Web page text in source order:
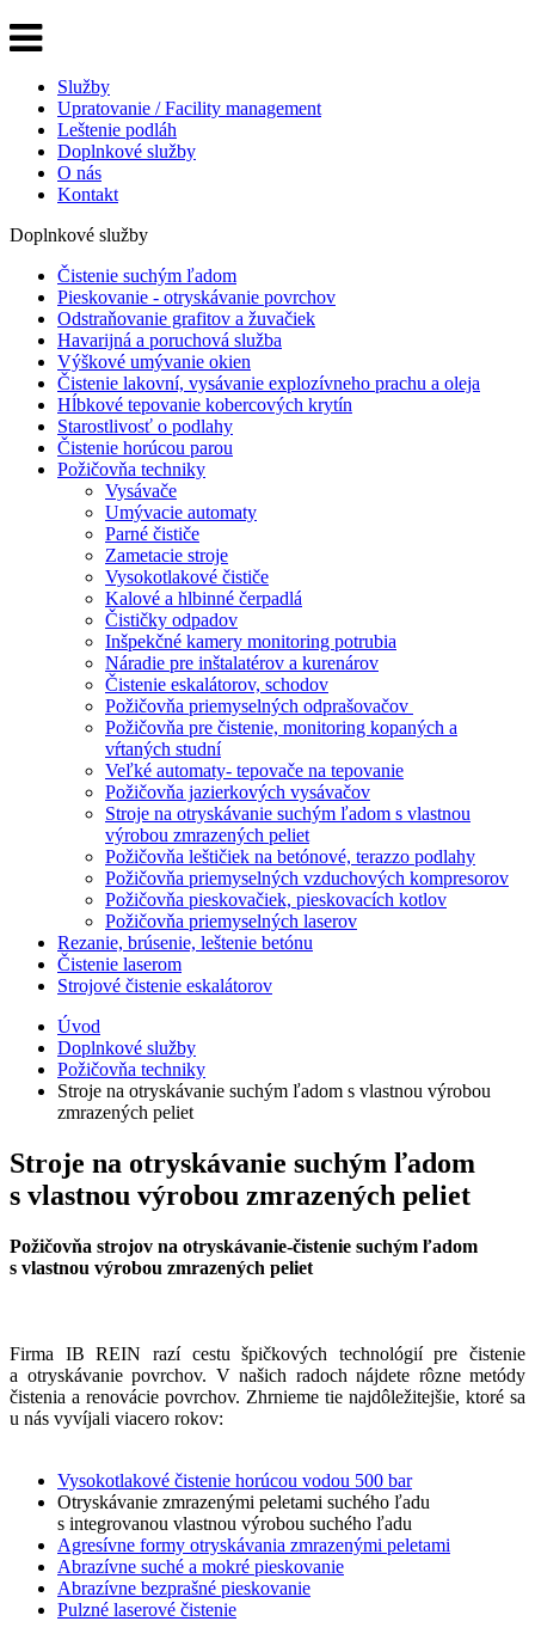
Služby
Upratovanie / Facility management
Leštenie podláh
Doplnkové služby
O nás
Kontakt
Doplnkové služby
Čistenie suchým ľadom
Pieskovanie - otryskávanie povrchov
Odstraňovanie grafitov a žuvačiek
Havarijná a poruchová služba
Výškové umývanie okien
Čistenie lakovní, vysávanie explozívneho prachu a oleja
Hĺbkové tepovanie kobercových krytín
Starostlivosť o podlahy
Čistenie horúcou parou
Požičovňa techniky
Vysávače
Umývacie automaty
Parné čističe
Zametacie stroje
Vysokotlakové čističe
Kalové a hlbinné čerpadlá
Čističky odpadov
Inšpekčné kamery monitoring potrubia
Náradie pre inštalatérov a kurenárov
Čistenie eskalátorov, schodov
Požičovňa priemyselných odprašovačov
Požičovňa pre čistenie, monitoring kopaných a
vŕtaných studní
Veľké automaty- tepovače na tepovanie
Požičovňa jazierkových vysávačov
Stroje na otryskávanie suchým ľadom s vlastnou
výrobou zmrazených peliet
Požičovňa leštičiek na betónové, terazzo podlahy
Požičovňa priemyselných vzduchových kompresorov
Požičovňa pieskovačiek, pieskovacích kotlov
Požičovňa priemyselných laserov
Rezanie, brúsenie, leštenie betónu
Čistenie laserom
Strojové čistenie eskalátorov
Úvod
Doplnkové služby
Požičovňa techniky
Stroje na otryskávanie suchým ľadom s vlastnou výrobou
zmrazených peliet
Stroje na otryskávanie suchým ľadom
s vlastnou výrobou zmrazených peliet
Požičovňa strojov na otryskávanie-čistenie suchým ľadom
s vlastnou výrobou zmrazených peliet
Firma IB REIN razí cestu špičkových technológií pre čistenie
a otryskávanie povrchov. V našich radoch nájdete rôzne metódy
čistenia a renovácie povrchov. Zhrnieme tie najdôležitejšie, ktoré sa
u nás vyvíjali viacero rokov:
Vysokotlakové čistenie horúcou vodou 500 bar
Otryskávanie zmrazenými peletami suchého ľadu
s integrovanou vlastnou výrobou suchého ľadu
Agresívne formy otryskávania zmrazenými peletami
Abrazívne suché a mokré pieskovanie
Abrazívne bezprašné pieskovanie
Pulzné laserové čistenie